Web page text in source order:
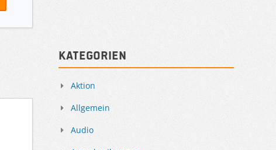
Kategorien
Aktion
Allgemein
Audio